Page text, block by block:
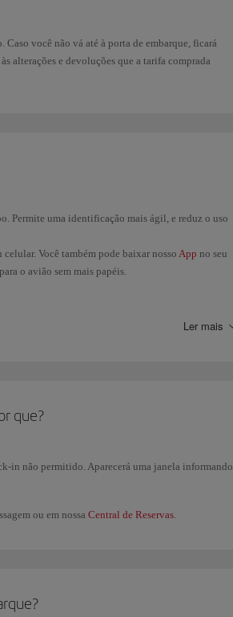
Caso você não vá até à porta de embarque, ficará
alterações e devoluções que a tarifa comprada
Permite uma identificação mais ágil, e reduz o uso
Você também pode baixar nosso App no seu
o avião sem mais papéis.
Ler mais
que?
in não permitido. Aparecerá uma janela informando
ou em nossa Central de Reservas.